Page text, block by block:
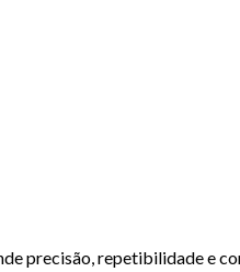
precisão, repetibilidade e